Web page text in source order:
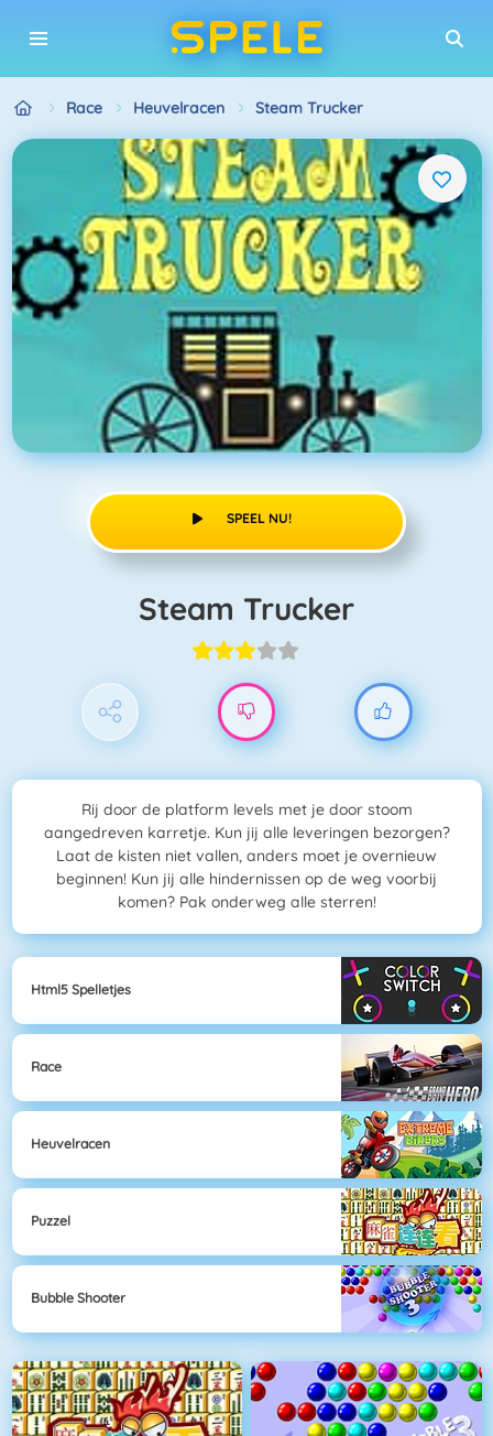
Race Heuvelracen Steam Trucker
SPEEL NU!
Steam Trucker
Rij door de platform levels met je door stoom
aangedreven karretje. Kun jij alle leveringen bezorgen?
Laat de kisten niet vallen, anders moet je overnieuw
beginnen! Kun jij alle hindernissen op de weg voorbij
komen? Pak onderweg alle sterren!
Html5 Spelletjes
Race
Heuvelracen
Puzzel
Bubble Shooter